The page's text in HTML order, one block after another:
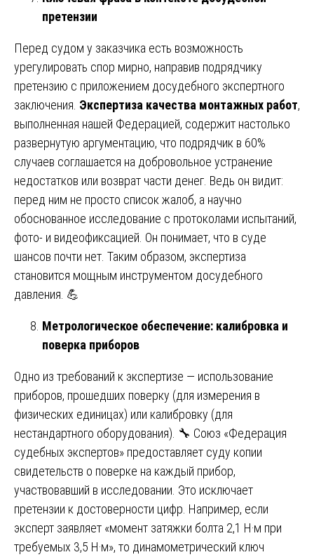
претензии
Перед судом у заказчика есть возможность
урегулировать спор мирно, направив подрядчику
претензию с приложением досудебного экспертного
заключения. Экспертиза качества монтажных работ,
выполненная нашей Федерацией, содержит настолько
развернутую аргументацию, что подрядчик в 60%
случаев соглашается на добровольное устранение
недостатков или возврат части денег. Ведь он видит:
перед ним не просто список жалоб, а научно
обоснованное исследование с протоколами испытаний,
фото- и видеофиксацией. Он понимает, что в суде
шансов почти нет. Таким образом, экспертиза
становится мощным инструментом досудебного
давления. 💪
Метрологическое обеспечение: калибровка и
поверка приборов
Одно из требований к экспертизе — использование
приборов, прошедших поверку (для измерения в
физических единицах) или калибровку (для
нестандартного оборудования). 🔧 Союз «Федерация
судебных экспертов» предоставляет суду копии
свидетельств о поверке на каждый прибор,
участвовавший в исследовании. Это исключает
претензии к достоверности цифр. Например, если
эксперт заявляет «момент затяжки болта 2,1 Н·м при
требуемых 3,5 Н·м», то динамометрический ключ